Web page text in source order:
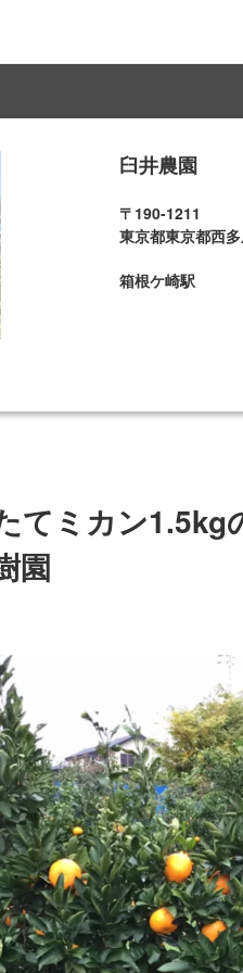
臼井農園
〒190-1211
東京都東京都西
箱根ケ崎駅
てミカン
園